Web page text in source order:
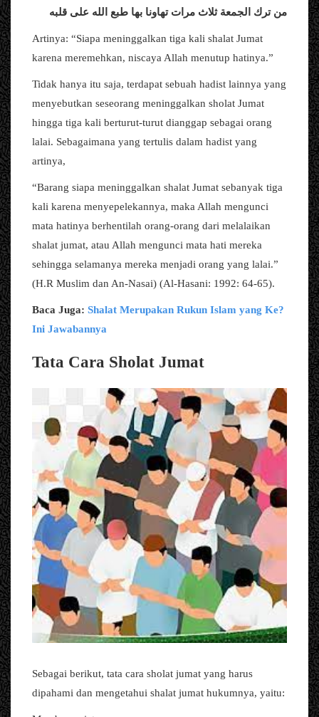
من ترك الجمعة ثلاث مرات تهاونا بها طبع الله على قلبه
Artinya: “Siapa meninggalkan tiga kali shalat Jumat
karena meremehkan, niscaya Allah menutup hatinya.”
Tidak hanya itu saja, terdapat sebuah hadist lainnya yang
menyebutkan seseorang meninggalkan sholat Jumat
hingga tiga kali berturut-turut dianggap sebagai orang
lalai. Sebagaimana yang tertulis dalam hadist yang
artinya,
“Barang siapa meninggalkan shalat Jumat sebanyak tiga
kali karena menyepelekannya, maka Allah mengunci
mata hatinya berhentilah orang-orang dari melalaikan
shalat jumat, atau Allah mengunci mata hati mereka
sehingga selamanya mereka menjadi orang yang lalai.”
(H.R Muslim dan An-Nasai) (Al-Hasani: 1992: 64-65).
Baca Juga: Shalat Merupakan Rukun Islam yang Ke?
Ini Jawabannya
Tata Cara Sholat Jumat
Sebagai berikut, tata cara sholat jumat yang harus
dipahami dan mengetahui shalat jumat hukumnya, yaitu: